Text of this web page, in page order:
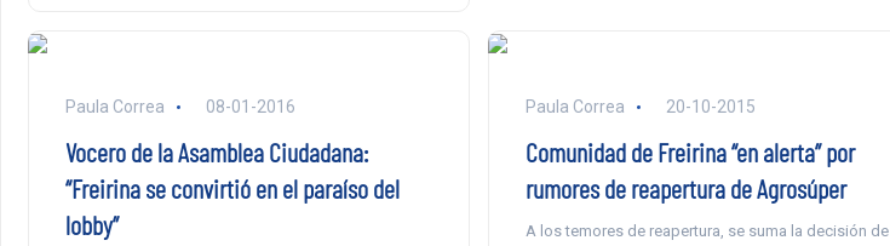
Paula Correa 08-01-2016
Vocero de la Asamblea Ciudadana:
“Freirina se convirtió en el paraíso del
lobby”
Paula Correa 20-10-2015
Comunidad de Freirina “en alerta” por
rumores de reapertura de Agrosúper
A los temores de reapertura, se suma la decisión de